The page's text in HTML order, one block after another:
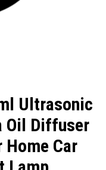
Ultrasonic
Oil Diffuser
Car